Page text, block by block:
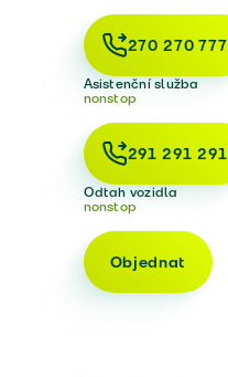
270 270 777
Asistenční služba
nonstop
291 291 291
Odtah vozidla
nonstop
Objednat